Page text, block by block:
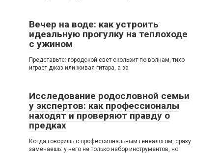
Вечер на воде: как устроить
идеальную прогулку на теплоходе
с ужином
Представьте: городской свет скользит по волнам, тихо
играет джаз или живая гитара, а за
Исследование родословной семьи
у экспертов: как профессионалы
находят и проверяют правду о
предках
Когда говоришь с профессиональным генеалогом, сразу
замечаешь: у него не только набор инструментов, но